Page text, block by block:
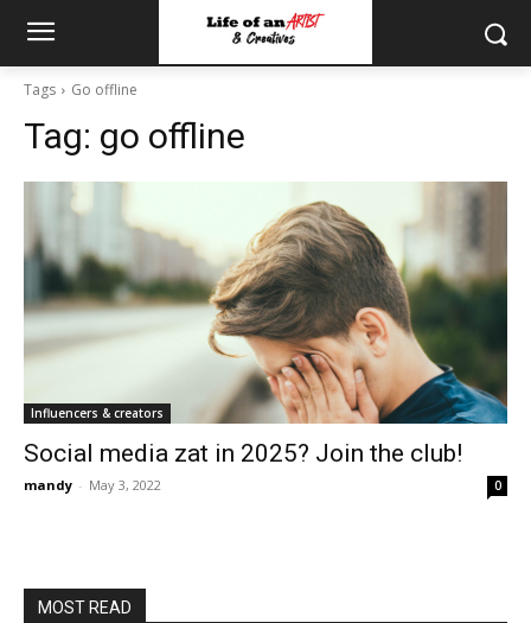
Tags Go offline
Tag: go offline
Influencers & creators
Social media zat in 2025? Join the club!
mandy - May 3, 2022 0
MOST READ